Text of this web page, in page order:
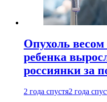
Опухоль весом
ребенка
россиянки за
2 года спустя2 года